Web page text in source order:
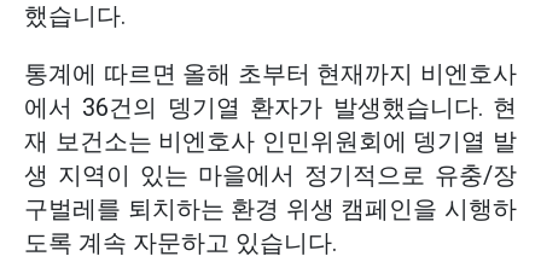
했습니다.
통계에 따르면 올해 초부터 현재까지 비엔호사
에서 36건의 뎅기열 환자가 발생했습니다. 현
재 보건소는 비엔호사 인민위원회에 뎅기열 발
생 지역이 있는 마을에서 정기적으로 유충/장
구벌레를 퇴치하는 환경 위생 캠페인을 시행하
도록 계속 자문하고 있습니다.